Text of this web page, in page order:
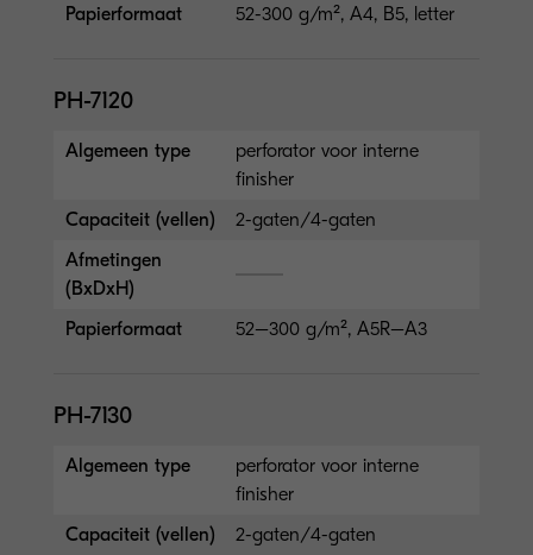
Papierformaat 52-300 g/m², A4, B5, letter
PH-7120
Algemeen type
perforator voor interne
finisher
Capaciteit (vellen)
2-gaten/4-gaten
Afmetingen
(BxDxH)
Papierformaat
52–300 g/m², A5R–A3
PH-7130
Algemeen type
perforator voor interne
finisher
Capaciteit (vellen)
2-gaten/4-gaten